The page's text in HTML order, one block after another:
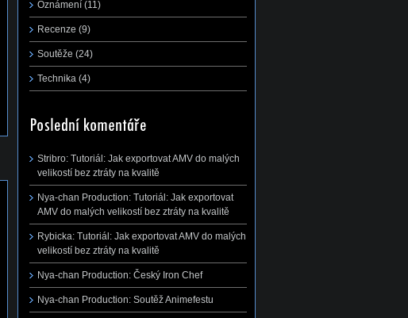
Oznámení (11)
Recenze (9)
Soutěže (24)
Technika (4)
Stribro: Tutoriál: Jak exportovat AMV do malých
velikostí bez ztráty na kvalitě
Nya-chan Production: Tutoriál: Jak exportovat
AMV do malých velikostí bez ztráty na kvalitě
Rybicka: Tutoriál: Jak exportovat AMV do malých
velikostí bez ztráty na kvalitě
Nya-chan Production: Český Iron Chef
Nya-chan Production: Soutěž Animefestu